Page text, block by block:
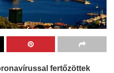
fertőzöttek